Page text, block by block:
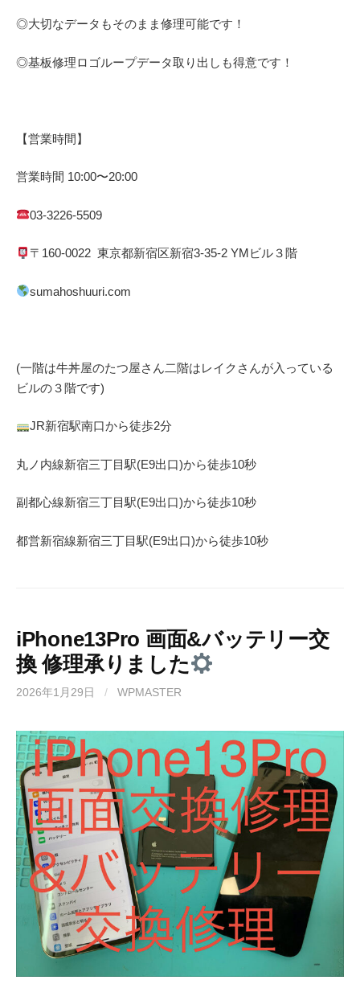
◎大切なデータもそのまま修理可能です！
◎基板修理ロゴループデータ取り出しも得意です！
【営業時間】
営業時間 10:00〜20:00
03-3226-5509
〒 160-0022 東京都新宿区新宿3-35-2 YMビル３階
sumahoshuuri.com
(一階は牛丼屋のたつ屋さん二階はレイクさんが入っている
ビルの３階です)
JR新宿駅南口から徒歩2分
丸ノ内線新宿三丁目駅(E9出口)から徒歩10秒
副都心線新宿三丁目駅(E9出口)から徒歩10秒
都営新宿線新宿三丁目駅(E9出口)から徒歩10秒
iPhone13Pro 画面&バッテリー交
換 修理承りました
2026年1月29日 / WPMASTER